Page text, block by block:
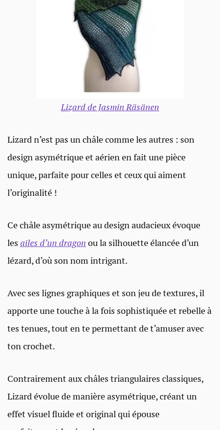
Lizard de Jasmin Räsänen
Lizard n’est pas un châle comme les autres : son
design asymétrique et aérien en fait une pièce
unique, parfaite pour celles et ceux qui aiment
l’originalité !
Ce châle asymétrique au design audacieux évoque
les ailes d’un dragon ou la silhouette élancée d’un
lézard, d’où son nom intrigant.
Avec ses lignes graphiques et son jeu de textures, il
apporte une touche à la fois sophistiquée et rebelle à
tes tenues, tout en te permettant de t’amuser avec
ton crochet.
Contrairement aux châles triangulaires classiques,
Lizard évolue de manière asymétrique, créant un
effet visuel fluide et original qui épouse